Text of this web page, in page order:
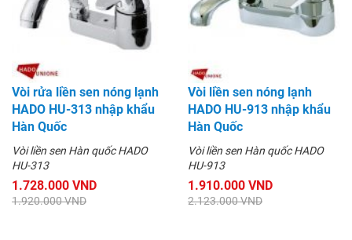
Vòi rửa liền sen nóng lạnh
HADO HU-313 nhập khẩu
Hàn Quốc
Vòi liền sen Hàn quốc HADO
HU-313
1.728.000 VND
1.920.000 VND
Vòi liền sen nóng lạnh
HADO HU-913 nhập khẩu
Hàn Quốc
Vòi liền sen Hàn quốc HADO
HU-913
1.910.000 VND
2.123.000 VND